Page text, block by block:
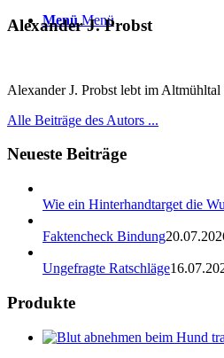
Menü Menü
Alexander J. Probst
Alexander J. Probst lebt im
Alle Beiträge des Autors ...
Neueste Beiträge
Wie ein Hinterhandtarget die
Faktencheck Bindung
Ungefragte Ratschläge
Produkte